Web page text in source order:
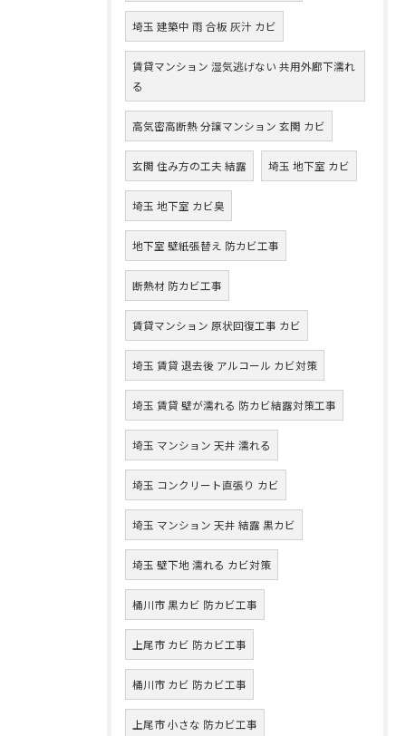
埼玉 建築中 雨 合板 灰汁 カビ
賃貸マンション 湿気逃げない 共用外廊下濡れ
る
高気密高断熱 分譲マンション 玄関 カビ
玄関 住み方の工夫 結露 埼玉 地下室 カビ
埼玉 地下室 カビ臭
地下室 壁紙張替え 防カビ工事
断熱材 防カビ工事
賃貸マンション 原状回復工事 カビ
埼玉 賃貸 退去後 アルコール カビ対策
埼玉 賃貸 壁が濡れる 防カビ結露対策工事
埼玉 マンション 天井 濡れる
埼玉 コンクリート直張り カビ
埼玉 マンション 天井 結露 黒カビ
埼玉 壁下地 濡れる カビ対策
桶川市 黒カビ 防カビ工事
上尾市 カビ 防カビ工事
桶川市 カビ 防カビ工事
上尾市 小さな 防カビ工事